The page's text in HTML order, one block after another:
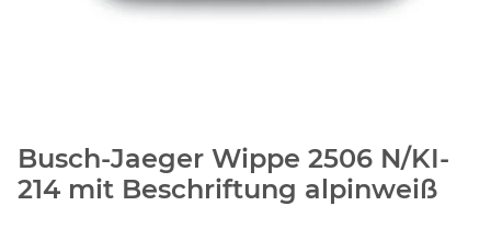
Busch-Jaeger Wippe 2506 N/KI-
214 mit Beschriftung alpinweiß